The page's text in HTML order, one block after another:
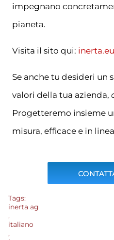
impegnano
pianeta.
Visita il sito qui: inerta.eu
Se anche tu desideri un
valori della tua azienda,
Progetteremo insieme
misura, efficace e in
Tags:
inerta ag
,
italiano
,